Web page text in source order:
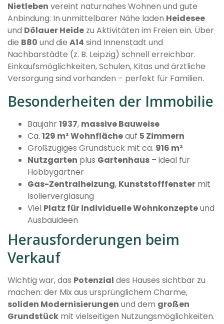
Nietleben vereint naturnahes Wohnen und gute
Anbindung: In unmittelbarer Nähe laden Heidesee
und Dölauer Heide zu Aktivitäten im Freien ein. Über
die B80 und die A14 sind Innenstadt und
Nachbarstädte (z. B. Leipzig) schnell erreichbar.
Einkaufsmöglichkeiten, Schulen, Kitas und ärztliche
Versorgung sind vorhanden – perfekt für Familien.
Besonderheiten der Immobilie
Baujahr1937, massive Bauweise
Ca. 129 m² Wohnflächeauf 5 Zimmern
Großzügiges Grundstück mit ca. 916 m²
Nutzgarten plus Gartenhaus – ideal für
Hobbygärtner
Gas-Zentralheizung, Kunststofffenster mit
Isolierverglasung
Viel Platz für individuelle Wohnkonzepteund
Ausbauideen
Herausforderungen beim
Verkauf
Wichtig war, das Potenzial des Hauses sichtbar zu
machen: der Mix aus ursprünglichem Charme,
soliden Modernisierungen und dem großen
Grundstück mit vielseitigen Nutzungsmöglichkeiten.